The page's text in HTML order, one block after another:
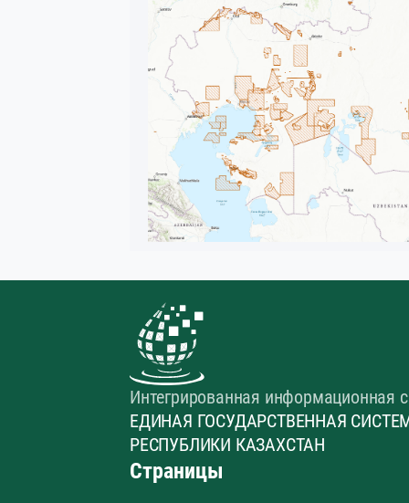
Интегрированная информационная
ЕДИНАЯ ГОСУДАРСТВЕННАЯ
РЕСПУБЛИКИ КАЗАХСТАН
Страницы